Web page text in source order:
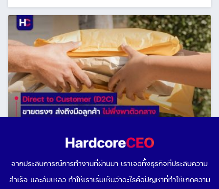
ความท้าทายของ Direct to Customer (DTC หรือ D2C)
ขายของตรงถึงลูกค้า ไม่ผ่านตัวกลาง
August 25, 2021
จากประสบการณ์การทำงานที่ผ่านมา เราเจอทั้งธุรกิจที่ประสบความ
สำเร็จ และล้มเหลว ทำให้เราเริ่มเห็นว่าอะไรคือปัญหาที่ทำให้เกิดความ